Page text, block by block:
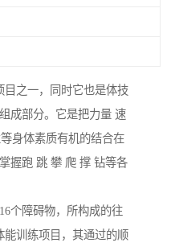
目之一，同时它也是体技
成部分。它是把力量 速
身体素质有机的结合在
握跑 跳 攀 爬 撑 钻等各
个障碍物，所构成的往
能训练项目，其通过的顺